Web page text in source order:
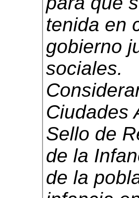
tenida en
gobierno
sociales.
Ciudades
Sello de
de la
de la